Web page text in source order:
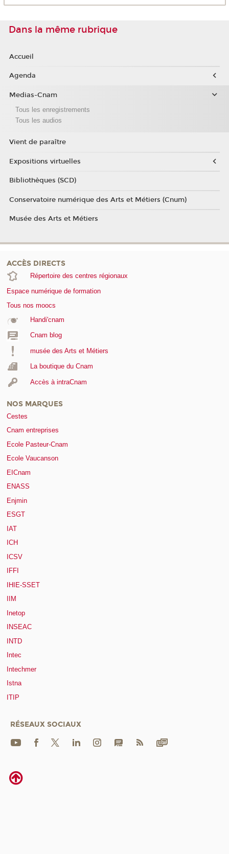
Dans la même rubrique
Accueil
Agenda
Medias-Cnam
Tous les enregistrements
Tous les audios
Vient de paraître
Expositions virtuelles
Bibliothèques (SCD)
Conservatoire numérique des Arts et Métiers (Cnum)
Musée des Arts et Métiers
ACCÈS DIRECTS
Répertoire des centres régionaux
Espace numérique de formation
Tous nos moocs
Handi'cnam
Cnam blog
musée des Arts et Métiers
La boutique du Cnam
Accès à intraCnam
NOS MARQUES
Cestes
Cnam entreprises
Ecole Pasteur-Cnam
Ecole Vaucanson
EICnam
ENASS
Enjmin
ESGT
IAT
ICH
ICSV
IFFI
IHIE-SSET
IIM
Inetop
INSEAC
INTD
Intec
Intechmer
Istna
ITIP
RÉSEAUX SOCIAUX